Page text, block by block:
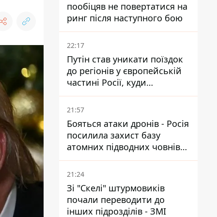
пообіцяв не повертатися на
ринг після наступного бою
22:17
Путін став уникати поїздок
до регіонів у європейській
частині Росії, куди
регулярно долітають дрони
21:57
Бояться атаки дронів - Росія
посилила захист базу
атомних підводних човнів
за 7400 км від України
21:24
Зі "Скелі" штурмовиків
почали переводити до
інших підрозділів - ЗМІ